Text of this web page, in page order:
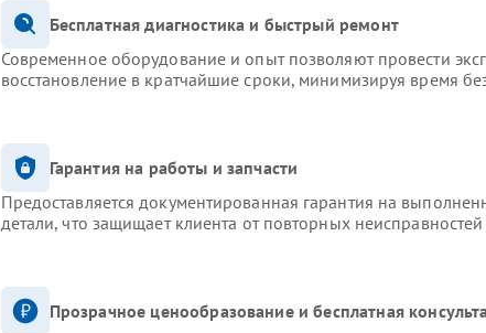
Бесплатная диагностика и быстрый ремонт
Современное оборудование и опыт позволяют провести
восстановление в кратчайшие сроки, минимизируя время
Гарантия на работы и запчасти
Предоставляется документированная гарантия на
детали, что защищает клиента от повторных неисправностей
Прозрачное ценообразование и бесплатная